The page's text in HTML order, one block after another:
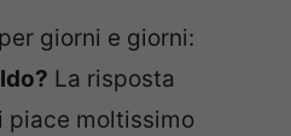
giorni e giorni:
La risposta
piace moltissimo